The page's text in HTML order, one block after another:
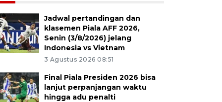
Jadwal pertandingan dan
klasemen Piala AFF 2026,
Senin (3/8/2026) jelang
Indonesia vs Vietnam
3 Agustus 2026 08:51
Final Piala Presiden 2026 bisa
lanjut perpanjangan waktu
hingga adu penalti